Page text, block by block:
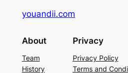
youandii.com
About
Team
History
Privacy
Privacy Policy
Terms and